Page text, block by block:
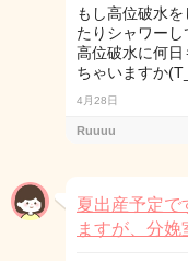
もし高位破水
たりシャワー
高位破水に何
ちゃいますか
4月28日
Ruuuu
夏出産予定で
ますが、分